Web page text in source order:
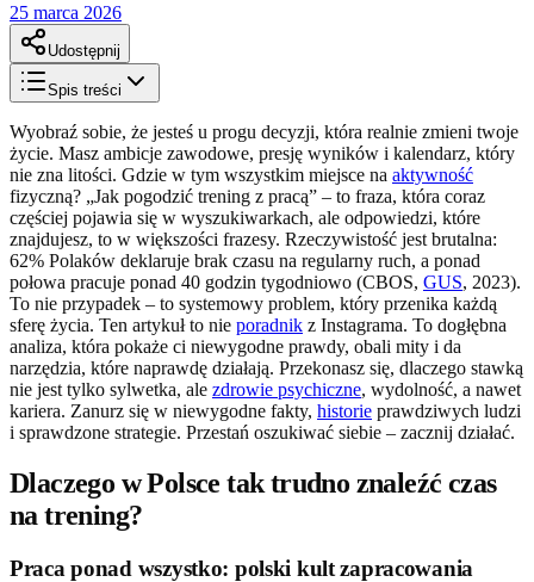
25 marca 2026
Udostępnij
Spis treści
Wyobraź sobie, że jesteś u progu decyzji, która realnie zmieni twoje
życie. Masz ambicje zawodowe, presję wyników i kalendarz, który
nie zna litości. Gdzie w tym wszystkim miejsce na aktywność
fizyczną? „Jak pogodzić trening z pracą” – to fraza, która coraz
częściej pojawia się w wyszukiwarkach, ale odpowiedzi, które
znajdujesz, to w większości frazesy. Rzeczywistość jest brutalna:
62% Polaków deklaruje brak czasu na regularny ruch, a ponad
połowa pracuje ponad 40 godzin tygodniowo (CBOS, GUS, 2023).
To nie przypadek – to systemowy problem, który przenika każdą
sferę życia. Ten artykuł to nie poradnik z Instagrama. To dogłębna
analiza, która pokaże ci niewygodne prawdy, obali mity i da
narzędzia, które naprawdę działają. Przekonasz się, dlaczego stawką
nie jest tylko sylwetka, ale zdrowie psychiczne, wydolność, a nawet
kariera. Zanurz się w niewygodne fakty, historie prawdziwych ludzi
i sprawdzone strategie. Przestań oszukiwać siebie – zacznij działać.
Dlaczego w Polsce tak trudno znaleźć czas
na trening?
Praca ponad wszystko: polski kult zapracowania